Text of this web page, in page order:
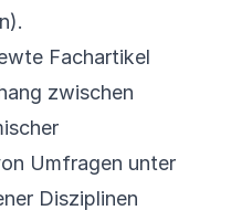
Fachartikel
zwischen
Umfragen unter
Disziplinen